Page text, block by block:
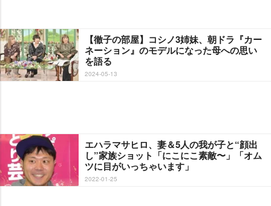
【徹子の部屋】コシノ3姉妹、朝ドラ『カー
ネーション』のモデルになった母への思い
を語る
2024-05-13
エハラマサヒロ、妻＆5人の我が子と“顔出
し”家族ショット「にこにこ素敵〜」「オム
ツに目がいっちゃいます」
2022-01-25